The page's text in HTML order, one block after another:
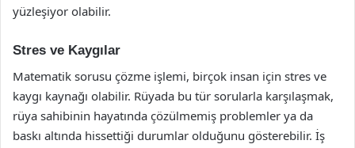
yüzleşiyor olabilir.
Stres ve Kaygılar
Matematik sorusu çözme işlemi, birçok insan için stres ve
kaygı kaynağı olabilir. Rüyada bu tür sorularla karşılaşmak,
rüya sahibinin hayatında çözülmemiş problemler ya da
baskı altında hissettiği durumlar olduğunu gösterebilir. İş